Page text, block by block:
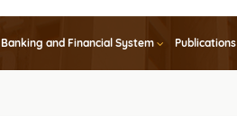
Banking and Financial System Publications